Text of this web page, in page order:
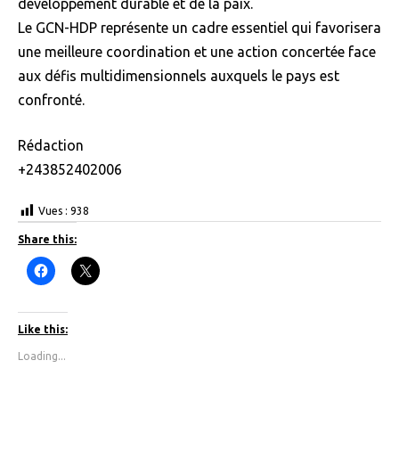
développement durable et de la paix.
Le GCN-HDP représente un cadre essentiel qui favorisera
une meilleure coordination et une action concertée face
aux défis multidimensionnels auxquels le pays est
confronté.
Rédaction
+243852402006
Vues : 938
Share this:
C
l
k
t
o
h
C
l
Like this:
Loading...